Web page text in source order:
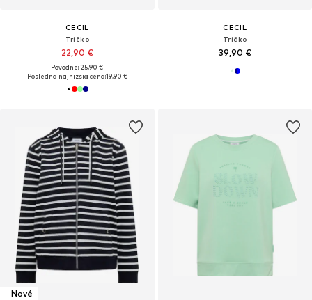
CECIL
Tričko
22,90 €
Pôvodne: 25,90 €
Posledná najnižšia cena:19,90 €
CECIL
Tričko
39,90 €
Nové